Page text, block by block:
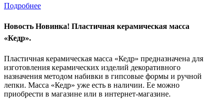
Подробнее
Новость Новинка! Пластичная керамическая масса
«Кедр».
Пластичная керамическая масса «Кедр» предназначена для
изготовления керамических изделий декоративного
назначения методом набивки в гипсовые формы и ручной
лепки. Масса «Кедр» уже есть в наличии. Ее можно
приобрести в магазине или в интернет-магазине.